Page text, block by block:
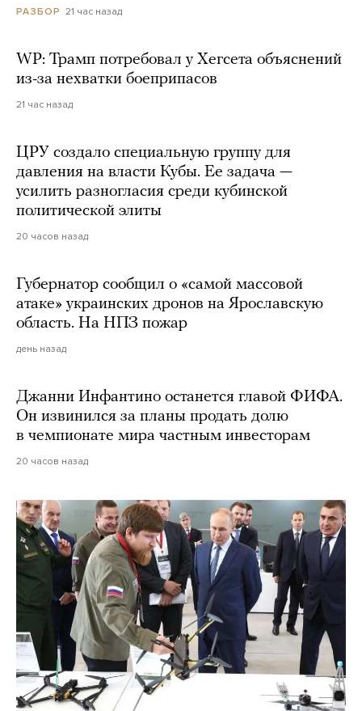
РАЗБОР 21 час назад
WP: Трамп потребовал у Хегсета объяснений
из-за нехватки боеприпасов
21 час назад
ЦРУ создало специальную группу для
давления на власти Кубы. Ее задача —
усилить разногласия среди кубинской
политической элиты
20 часов назад
Губернатор сообщил о «самой массовой
атаке» украинских дронов на Ярославскую
область. На НПЗ пожар
день назад
Джанни Инфантино останется главой ФИФА.
Он извинился за планы продать долю
в чемпионате мира частным инвесторам
20 часов назад